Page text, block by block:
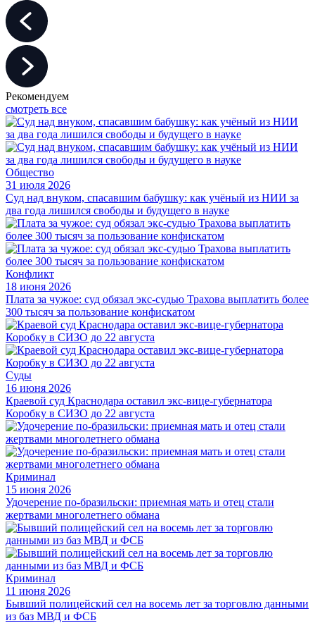
Рекомендуем
смотреть все
Общество
31 июля 2026
Суд над внуком, спасавшим бабушку: как учёный из НИИ за
два года лишился свободы и будущего в науке
Конфликт
18 июня 2026
Плата за чужое: суд обязал экс-судью Трахова выплатить более
300 тысяч за пользование конфискатом
Суды
16 июня 2026
Краевой суд Краснодара оставил экс-вице-губернатора
Коробку в СИЗО до 22 августа
Криминал
15 июня 2026
Удочерение по-бразильски: приемная мать и отец стали
жертвами многолетнего обмана
Криминал
11 июня 2026
Бывший полицейский сел на восемь лет за торговлю данными
из баз МВД и ФСБ